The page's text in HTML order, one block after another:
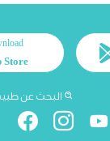
Store
البحث عن